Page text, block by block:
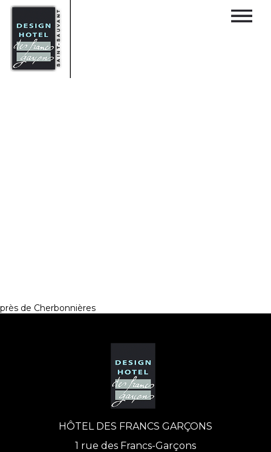
près de Cherbonnières
HÔTEL DES FRANCS GARÇONS
1 rue des Francs-Garçons